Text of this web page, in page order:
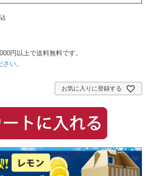
円以上で送料無料です。
い。
お気に入りに登録する